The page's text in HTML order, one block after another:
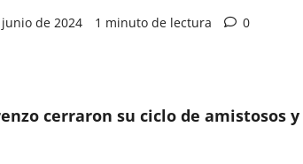
de 2024 1 minuto de lectura 0
cerraron su ciclo de amistosos